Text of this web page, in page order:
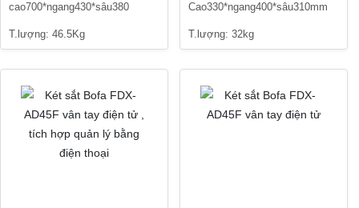
cao700*ngang430*sâu380
T.lượng: 46.5Kg
Cao330*ngang400*sâu310mm
T.lượng: 32kg